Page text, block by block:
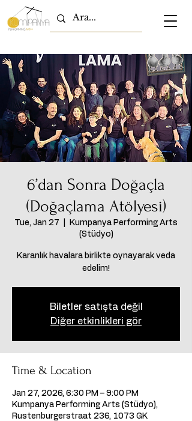
6’dan Sonra Doğaçla
(Doğaçlama Atölyesi)
Tue, Jan 27
Kumpanya Performing Arts
(Stüdyo)
Karanlık havalara birlikte oynayarak veda
edelim!
Biletler satışta değil
Diğer etkinlikleri gör
Time & Location
Jan 27, 2026, 6:30 PM – 9:00 PM
Kumpanya Performing Arts (Stüdyo),
Rustenburgerstraat 236, 1073 GK